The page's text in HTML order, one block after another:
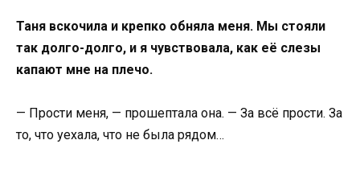
Таня вскочила и крепко обняла меня. Мы стояли
так долго-долго, и я чувствовала, как её слезы
капают мне на плечо.
— Прости меня, — прошептала она. — За всё прости. За
то, что уехала, что не была рядом…